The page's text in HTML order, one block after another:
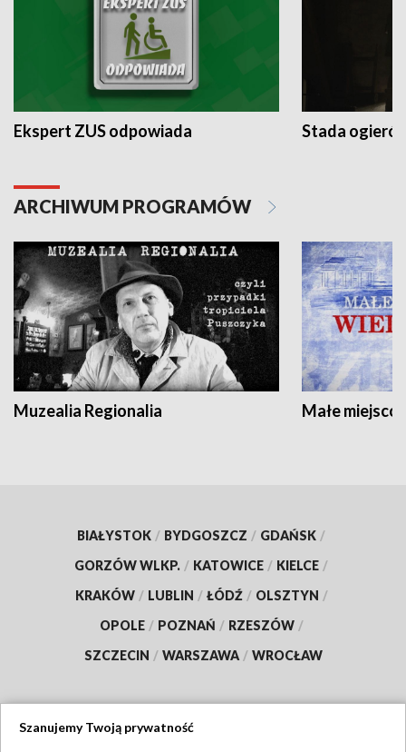
Ekspert ZUS odpowiada Stada
ARCHIWUM PROGRAMÓW
Muzealia Regionalia Małe
BIAŁYSTOK / BYDGOSZCZ / GDAŃSK /
GORZÓW WLKP. / KATOWICE / KIELCE /
KRAKÓW / LUBLIN / ŁÓDŹ / OLSZTYN /
OPOLE / POZNAŃ / RZESZÓW /
SZCZECIN / WARSZAWA / WROCŁAW
Szanujemy Twoją prywatność